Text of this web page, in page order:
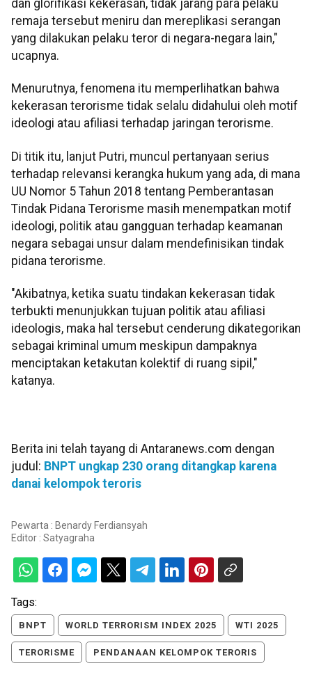
dan glorifikasi kekerasan, tidak jarang para pelaku
remaja tersebut meniru dan mereplikasi serangan
yang dilakukan pelaku teror di negara-negara lain,"
ucapnya.
Menurutnya, fenomena itu memperlihatkan bahwa
kekerasan terorisme tidak selalu didahului oleh motif
ideologi atau afiliasi terhadap jaringan terorisme.
Di titik itu, lanjut Putri, muncul pertanyaan serius
terhadap relevansi kerangka hukum yang ada, di mana
UU Nomor 5 Tahun 2018 tentang Pemberantasan
Tindak Pidana Terorisme masih menempatkan motif
ideologi, politik atau gangguan terhadap keamanan
negara sebagai unsur dalam mendefinisikan tindak
pidana terorisme.
"Akibatnya, ketika suatu tindakan kekerasan tidak
terbukti menunjukkan tujuan politik atau afiliasi
ideologis, maka hal tersebut cenderung dikategorikan
sebagai kriminal umum meskipun dampaknya
menciptakan ketakutan kolektif di ruang sipil,"
katanya.
Berita ini telah tayang di Antaranews.com dengan
judul: BNPT ungkap 230 orang ditangkap karena
danai kelompok teroris
Pewarta : Benardy Ferdiansyah
Editor : Satyagraha
Tags:
BNPT WORLD TERRORISM INDEX 2025 WTI 2025
TERORISME PENDANAAN KELOMPOK TERORIS